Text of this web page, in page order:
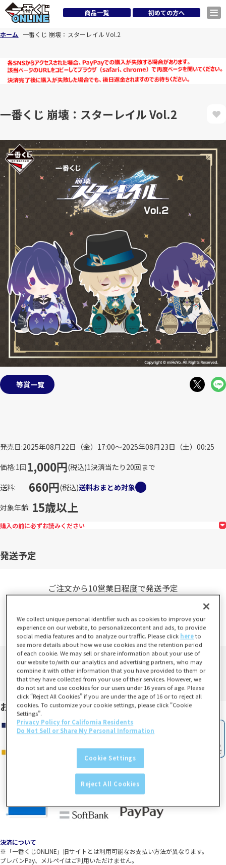
商品一覧 初めての方へ
ホーム 一番くじ 崩壊：スターレイル Vol.2
一番くじ 崩壊：スターレイル Vol.2
等賞一覧
発売日 2025年08月22日（金）17:00～2025年08月23日（土）00:25
価格 1回1,000円(税込)1決済当たり20回まで
送料
660円(税込)送料おまとめ対象
対象年齢 15歳以上
購入の前に必ずお読みください
発送予定
ご注文から10営業日程度で発送予定
※土日祝日および、年末年始など当社指定休業日は発送業務は行い
ません。
詳しくは、営業日カレンダーをご確認ください。
お支払い方法
決済について
※「一番くじONLINE」旧サイトとは利用可能なお支払い方法が異なります。
プレバンPay、メルペイはご利用いただけません。
We collect unique personal identifier such as cookies to improve your
experience on our website, to personalizecontent and ads, to provide
social media features and to analyze our traffic. Please click hereto
see more details about how we use cookies and the retention period
of each cookie. We may sell or share information about your use of
our website to/with our analytics and advertising partners, who may
combine it with other information that you have provided to them or
that they have collected from your use of their services. However, we
do not set and use cookies for our users under 16 years of age. Please
click “Reject All Cookies” if you are under the age of 16 or to reject all
cookies. To customize your cookie settings, please click “Cookie
Settings”.
Privacy Policy for California Residents
Do Not Sell or Share My Personal Information
Cookie Settings
Reject All Cookies